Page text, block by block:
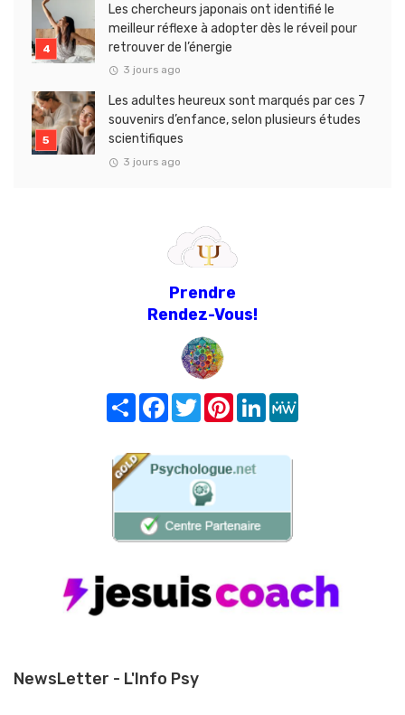
Les chercheurs japonais ont identifié le
meilleur réflexe à adopter dès le réveil pour
retrouver de l’énergie
3 jours ago
Les adultes heureux sont marqués par ces 7
souvenirs d’enfance, selon plusieurs études
scientifiques
3 jours ago
Prendre
Rendez-Vous!
Share FacebookTwitterPinterest
LinkedIn
NewsLetter - L'Info Psy